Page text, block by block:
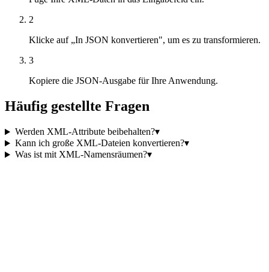
2
Klicke auf „In JSON konvertieren", um es zu transformieren.
3
Kopiere die JSON-Ausgabe für Ihre Anwendung.
Häufig gestellte Fragen
Werden XML-Attribute beibehalten?▾
Kann ich große XML-Dateien konvertieren?▾
Was ist mit XML-Namensräumen?▾